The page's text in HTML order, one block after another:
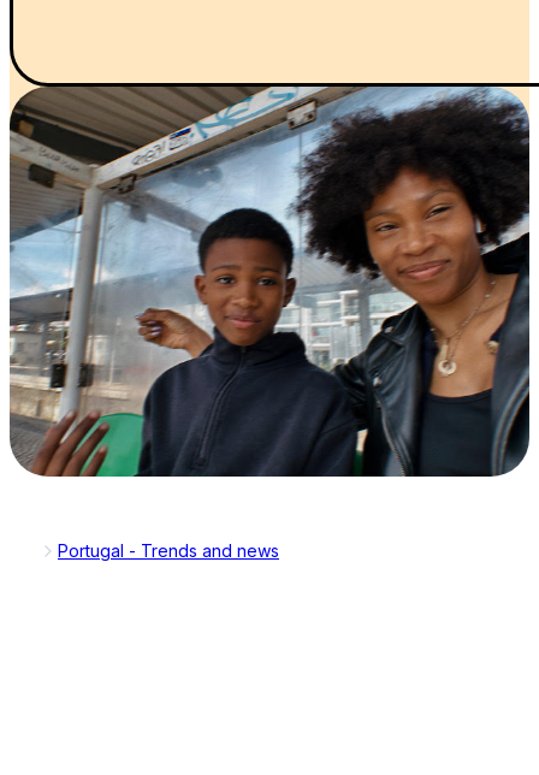
Portugal - Trends and news